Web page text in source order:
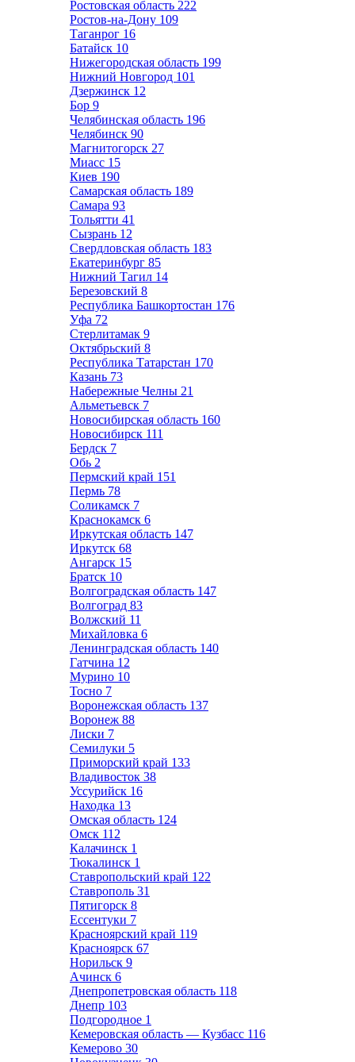
Ростовская область 222
Ростов-на-Дону 109
Таганрог 16
Батайск 10
Нижегородская область 199
Нижний Новгород 101
Дзержинск 12
Бор 9
Челябинская область 196
Челябинск 90
Магнитогорск 27
Миасс 15
Киев 190
Самарская область 189
Самара 93
Тольятти 41
Сызрань 12
Свердловская область 183
Екатеринбург 85
Нижний Тагил 14
Березовский 8
Республика Башкортостан 176
Уфа 72
Стерлитамак 9
Октябрьский 8
Республика Татарстан 170
Казань 73
Набережные Челны 21
Альметьевск 7
Новосибирская область 160
Новосибирск 111
Бердск 7
Обь 2
Пермский край 151
Пермь 78
Соликамск 7
Краснокамск 6
Иркутская область 147
Иркутск 68
Ангарск 15
Братск 10
Волгоградская область 147
Волгоград 83
Волжский 11
Михайловка 6
Ленинградская область 140
Гатчина 12
Мурино 10
Тосно 7
Воронежская область 137
Воронеж 88
Лиски 7
Семилуки 5
Приморский край 133
Владивосток 38
Уссурийск 16
Находка 13
Омская область 124
Омск 112
Калачинск 1
Тюкалинск 1
Ставропольский край 122
Ставрополь 31
Пятигорск 8
Ессентуки 7
Красноярский край 119
Красноярск 67
Норильск 9
Ачинск 6
Днепропетровская область 118
Днепр 103
Подгородное 1
Кемеровская область — Кузбасс 116
Кемерово 30